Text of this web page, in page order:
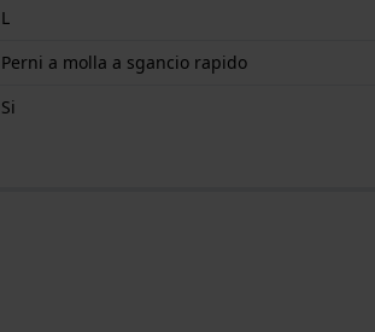
L
Perni a molla a sgancio rapido
Si